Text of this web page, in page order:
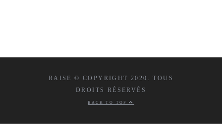
RAISE © COPYRIGHT 2020. TOUS
DROITS RÉSERVÉS
BACK TO TOP